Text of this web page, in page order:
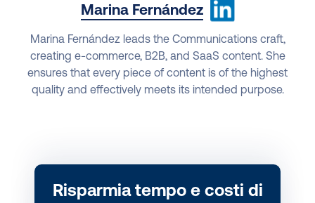
Marina Fernández
Marina Fernández leads the Communications craft,
creating e-commerce, B2B, and SaaS content. She
ensures that every piece of content is of the highest
quality and effectively meets its intended purpose.
Risparmia tempo e costi di